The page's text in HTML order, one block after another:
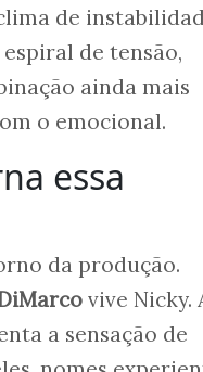
de
de tensão,
ainda mais
o emocional.
essa
da produção.
vive Nicky.
a sensação de